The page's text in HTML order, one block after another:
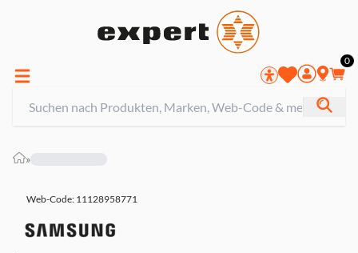
0
»
Web-Code: 11128958771